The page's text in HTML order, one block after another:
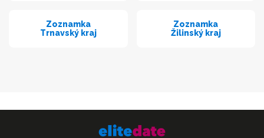
Zoznamka
Trnavský kraj
Zoznamka
Žilinský kraj